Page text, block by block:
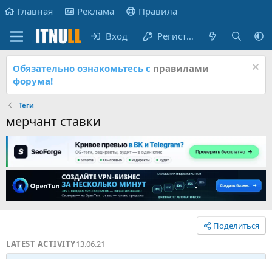
Главная Реклама Правила
Вход Регистрация
Обязательно ознакомьтесь с правилами
форума!
Теги
мерчант ставки
Поделиться
LATEST ACTIVITY13.06.21